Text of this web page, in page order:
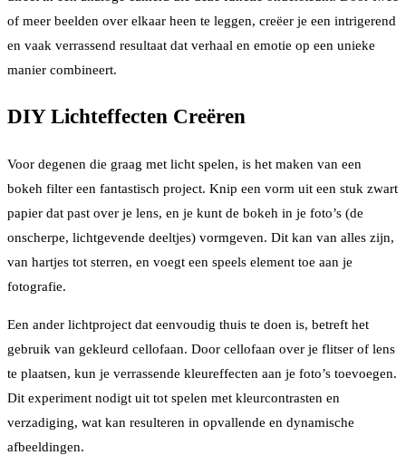
of meer beelden over elkaar heen te leggen, creëer je een intrigerend
en vaak verrassend resultaat dat verhaal en emotie op een unieke
manier combineert.
DIY Lichteffecten Creëren
Voor degenen die graag met licht spelen, is het maken van een
bokeh filter een fantastisch project. Knip een vorm uit een stuk zwart
papier dat past over je lens, en je kunt de bokeh in je foto’s (de
onscherpe, lichtgevende deeltjes) vormgeven. Dit kan van alles zijn,
van hartjes tot sterren, en voegt een speels element toe aan je
fotografie.
Een ander lichtproject dat eenvoudig thuis te doen is, betreft het
gebruik van gekleurd cellofaan. Door cellofaan over je flitser of lens
te plaatsen, kun je verrassende kleureffecten aan je foto’s toevoegen.
Dit experiment nodigt uit tot spelen met kleurcontrasten en
verzadiging, wat kan resulteren in opvallende en dynamische
afbeeldingen.